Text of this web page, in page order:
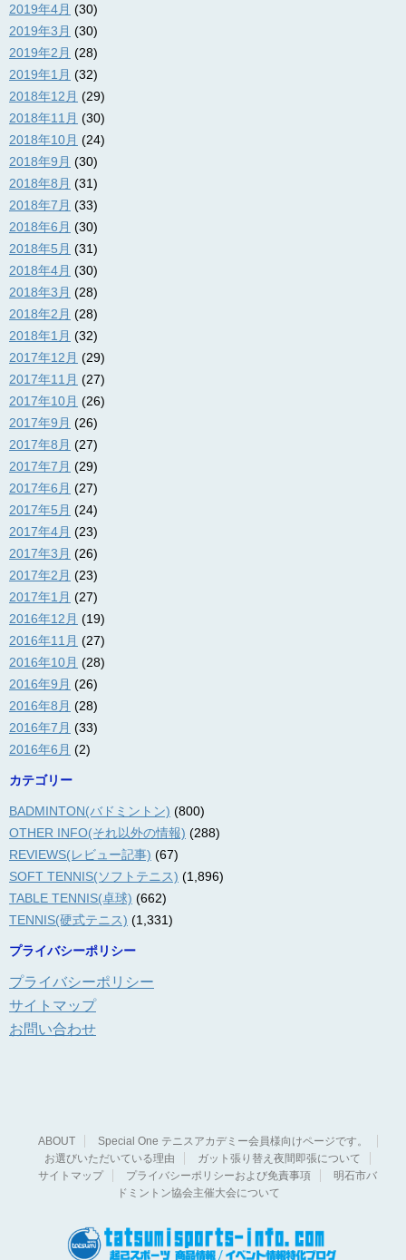
2019年4月 (30)
2019年3月 (30)
2019年2月 (28)
2019年1月 (32)
2018年12月 (29)
2018年11月 (30)
2018年10月 (24)
2018年9月 (30)
2018年8月 (31)
2018年7月 (33)
2018年6月 (30)
2018年5月 (31)
2018年4月 (30)
2018年3月 (28)
2018年2月 (28)
2018年1月 (32)
2017年12月 (29)
2017年11月 (27)
2017年10月 (26)
2017年9月 (26)
2017年8月 (27)
2017年7月 (29)
2017年6月 (27)
2017年5月 (24)
2017年4月 (23)
2017年3月 (26)
2017年2月 (23)
2017年1月 (27)
2016年12月 (19)
2016年11月 (27)
2016年10月 (28)
2016年9月 (26)
2016年8月 (28)
2016年7月 (33)
2016年6月 (2)
カテゴリー
BADMINTON(バドミントン) (800)
OTHER INFO(それ以外の情報) (288)
REVIEWS(レビュー記事) (67)
SOFT TENNIS(ソフトテニス) (1,896)
TABLE TENNIS(卓球) (662)
TENNIS(硬式テニス) (1,331)
プライバシーポリシー
プライバシーポリシー
サイトマップ
お問い合わせ
ABOUT
Special One テニスアカデミー会員様向けページです。
お選びいただいている理由
ガット張り替え夜間即張について
サイトマップ
プライバシーポリシーおよび免責事項
明石市バ
ドミントン協会主催大会について